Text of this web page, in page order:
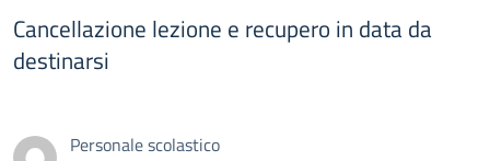
Cancellazione lezione e recupero in data da
destinarsi
Personale scolastico